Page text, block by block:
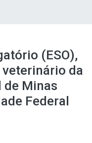
(ESO),
da
de Minas
Federal